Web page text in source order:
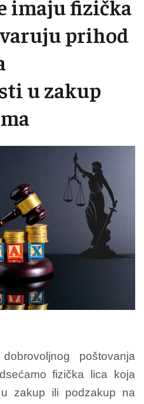
imaju fizička
prihod
u zakup
poštovanja
fizička lica koja
zakup ili podzakup na